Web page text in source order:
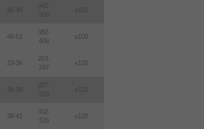
46-49
342-
366
≤100
48-51
382-
406
≤100
33-36
263-
287
≤120
36-39
287-
310
≤120
38-41
302-
326
≤120